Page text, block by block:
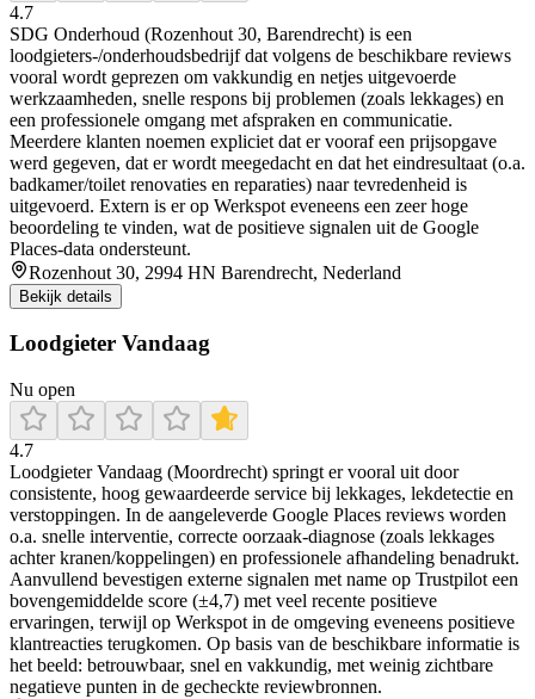
4.7
SDG Onderhoud (Rozenhout 30, Barendrecht) is een
loodgieters-/onderhoudsbedrijf dat volgens de beschikbare reviews
vooral wordt geprezen om vakkundig en netjes uitgevoerde
werkzaamheden, snelle respons bij problemen (zoals lekkages) en
een professionele omgang met afspraken en communicatie.
Meerdere klanten noemen expliciet dat er vooraf een prijsopgave
werd gegeven, dat er wordt meegedacht en dat het eindresultaat (o.a.
badkamer/toilet renovaties en reparaties) naar tevredenheid is
uitgevoerd. Extern is er op Werkspot eveneens een zeer hoge
beoordeling te vinden, wat de positieve signalen uit de Google
Places-data ondersteunt.
Rozenhout 30, 2994 HN Barendrecht, Nederland
Bekijk details
Loodgieter Vandaag
Nu open
4.7
Loodgieter Vandaag (Moordrecht) springt er vooral uit door
consistente, hoog gewaardeerde service bij lekkages, lekdetectie en
verstoppingen. In de aangeleverde Google Places reviews worden
o.a. snelle interventie, correcte oorzaak-diagnose (zoals lekkages
achter kranen/koppelingen) en professionele afhandeling benadrukt.
Aanvullend bevestigen externe signalen met name op Trustpilot een
bovengemiddelde score (±4,7) met veel recente positieve
ervaringen, terwijl op Werkspot in de omgeving eveneens positieve
klantreacties terugkomen. Op basis van de beschikbare informatie is
het beeld: betrouwbaar, snel en vakkundig, met weinig zichtbare
negatieve punten in de gecheckte reviewbronnen.